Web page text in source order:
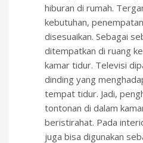
hiburan di rumah.
kebutuhan,
disesuaikan. Sebagai
ditempatkan di ruang
kamar tidur. Televisi
dinding yang
tempat tidur. Jadi,
tontonan di dalam
beristirahat. Pada
juga bisa digunakan